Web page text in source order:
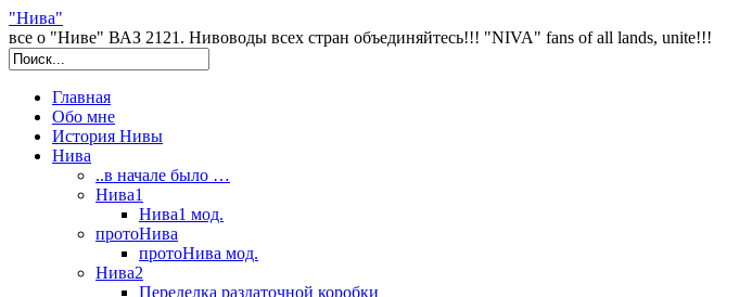
"Нива"
все о "Ниве" ВАЗ 2121. Нивоводы всех стран объединяйтесь!!! "NIVA" fans of all lands, unite!!!
Главная
Обо мне
История Нивы
Нива
..в начале было …
Нива1
Нива1 мод.
протоНива
протоНива мод.
Нива2
Переделка раздаточной коробки